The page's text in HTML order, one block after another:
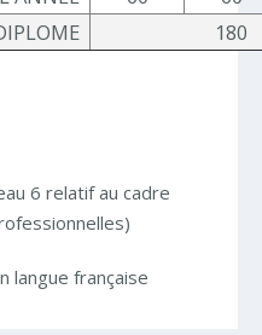
180
6 relatif au cadre
langue française